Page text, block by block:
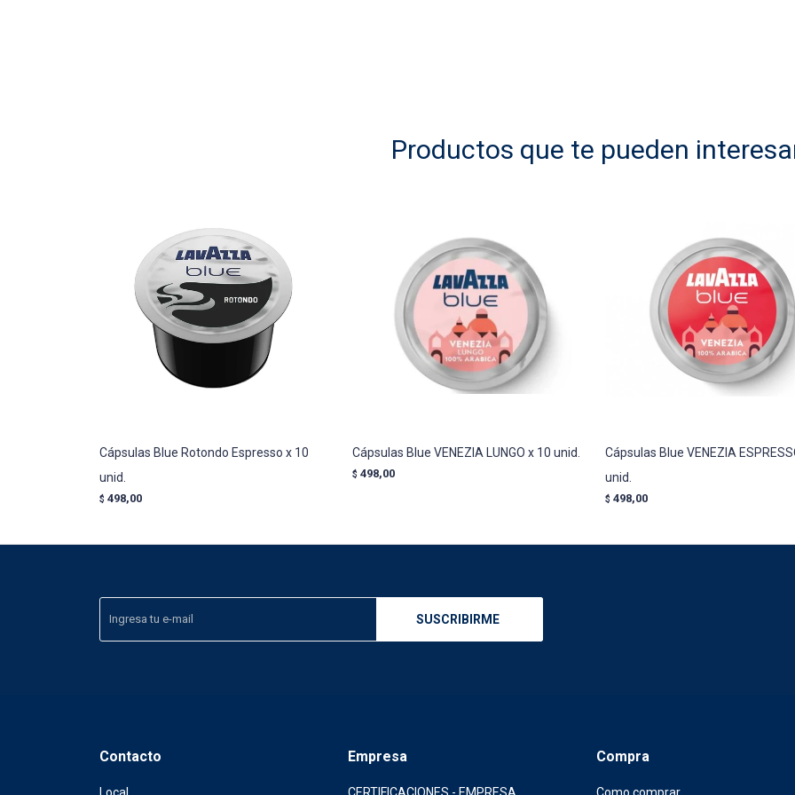
Productos que te pueden
Cápsulas Blue Rotondo Espresso x 10
unid.
$ 498,00
Cápsulas Blue VENEZIA LUNGO x 10 unid.
$ 498,00
Cápsulas Blue VENEZIA
unid.
$ 498,00
SUSCRIBIRME
Contacto Empresa Compra